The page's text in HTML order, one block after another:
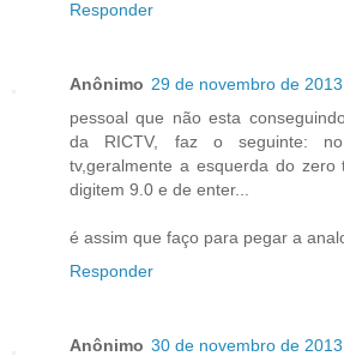
Responder
Anônimo 29 de novembro de
pessoal que não esta
da RICTV, faz o seguinte:
tv,geralmente a esquerda do
digitem 9.0 e de enter...
é assim que faço para pegar a
Responder
Anônimo 30 de novembro de